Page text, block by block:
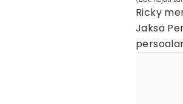
Ricky
Jaksa